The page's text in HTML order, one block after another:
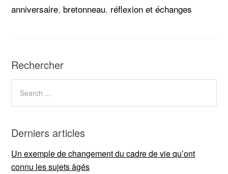
anniversaire, bretonneau, réflexion et échanges
Rechercher
Derniers articles
Un exemple de changement du cadre de vie qu’ont
connu les sujets âgés